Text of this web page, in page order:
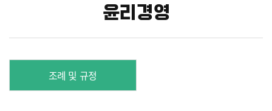
윤리경영
조례 및 규정